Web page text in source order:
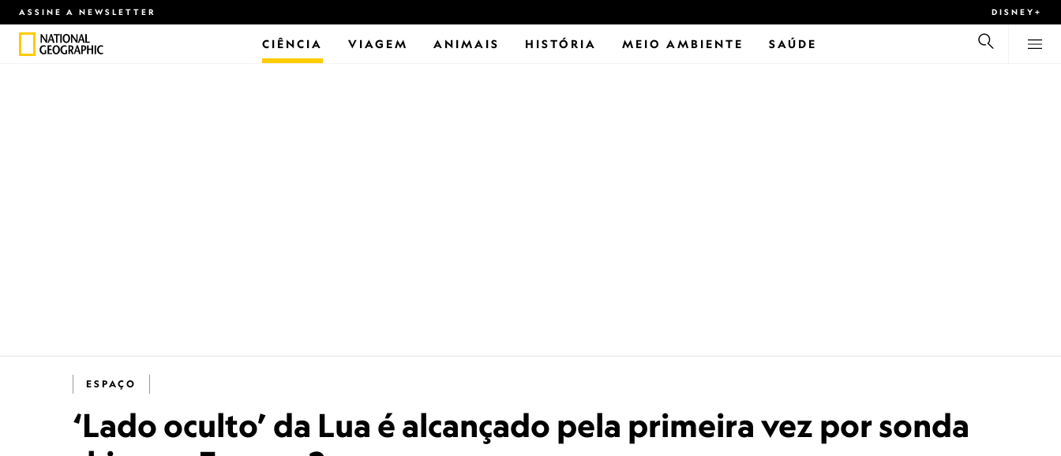
ASSINE A NEWSLETTER DISNEY+
CIÊNCIA VIAGEM ANIMAIS HISTÓRIA MEIO AMBIENTE SAÚDE
ESPAÇO
‘Lado oculto’ da Lua é alcançado pela primeira vez por sonda